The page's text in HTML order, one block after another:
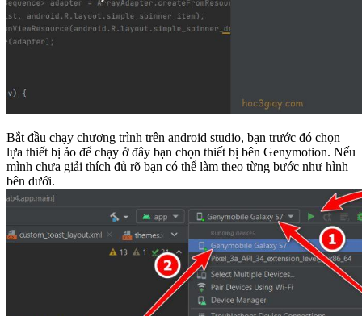
Bắt đầu chạy chương trình trên android studio, bạn trước đó chọn
lựa thiết bị ảo để chạy ở đây bạn chọn thiết bị bên Genymotion. Nếu
mình chưa giải thích đủ rõ bạn có thể làm theo từng bước như hình
bên dưới.